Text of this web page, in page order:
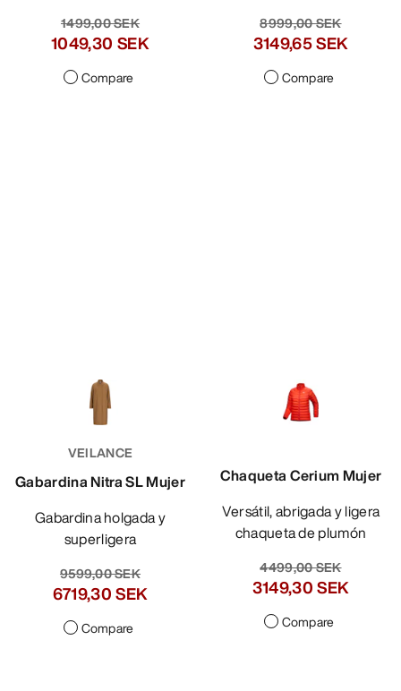
1499,00 SEK
1049,30 SEK
Compare
8999,00 SEK
3149,65 SEK
Compare
VEILANCE
Gabardina Nitra SL Mujer
Gabardina holgada y
superligera
9599,00 SEK
6719,30 SEK
Compare
Chaqueta Cerium Mujer
Versátil, abrigada y ligera
chaqueta de plumón
4499,00 SEK
3149,30 SEK
Compare